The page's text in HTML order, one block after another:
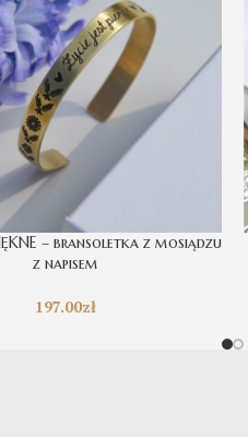
– bransoletka z mosiądzu
z napisem
197.00zł